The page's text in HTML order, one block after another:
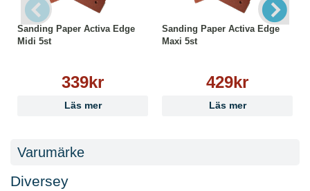
Maximerar golvets renlighet och utseende
En rondell för både polering och daglig städning
Överlägsen kvalitet och längre livslängd (3-4 gånger
100% återvunnet material
Helt integrerad med TASKI maskiner och Diversey
Sanding Paper Activa Edge
Midi 5st
339kr
Läs mer
Sanding Paper Activa Edge
Maxi 5st
429kr
Läs mer
Varumärke
Diversey